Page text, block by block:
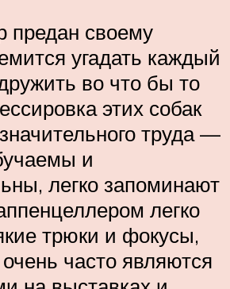
предан своему
угадать каждый
во что бы то
этих собак
труда —
и
легко запоминают
легко
трюки и фокусы,
часто являются